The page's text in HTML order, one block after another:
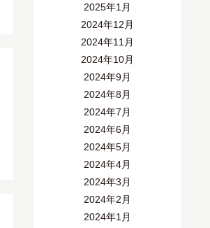
2025年1月
2024年12月
2024年11月
2024年10月
2024年9月
2024年8月
2024年7月
2024年6月
2024年5月
2024年4月
2024年3月
2024年2月
2024年1月